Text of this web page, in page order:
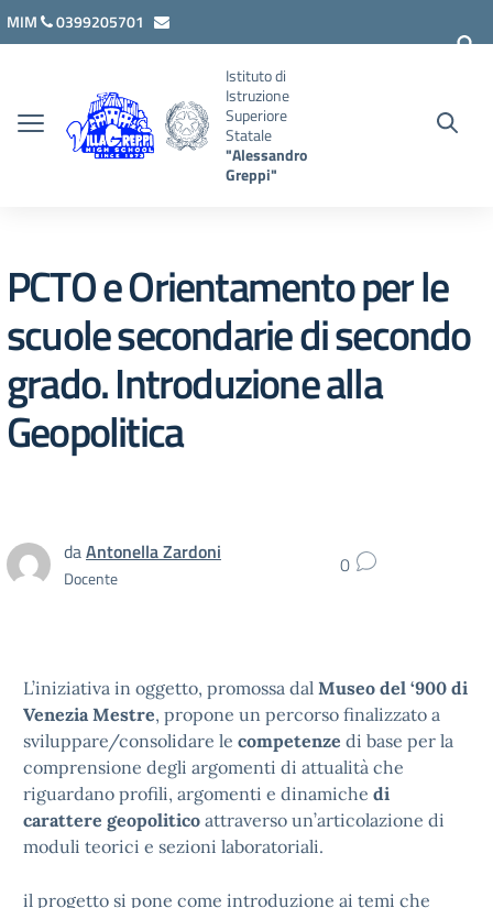
Vai ai contenuti
Vai al menu di navigazione
Vai al footer
MIM
0399205701
Istituto di
Istruzione
Superiore
Statale
"Alessandro
Greppi"
PCTO e Orientamento per le
scuole secondarie di secondo
grado. Introduzione alla
Geopolitica
daAntonella Zardoni
Docente 0
L’iniziativa in oggetto, promossa dal Museo del ‘900 di
Venezia Mestre, propone un percorso finalizzato a
sviluppare/consolidare le competenze di base per la
comprensione degli argomenti di attualità che
riguardano profili, argomenti e dinamiche di
carattere geopolitico attraverso un’articolazione di
moduli teorici e sezioni laboratoriali.
il progetto si pone come introduzione ai temi che